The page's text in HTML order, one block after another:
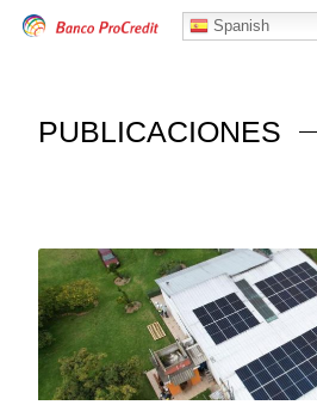
Spanish
PUBLICACIONES